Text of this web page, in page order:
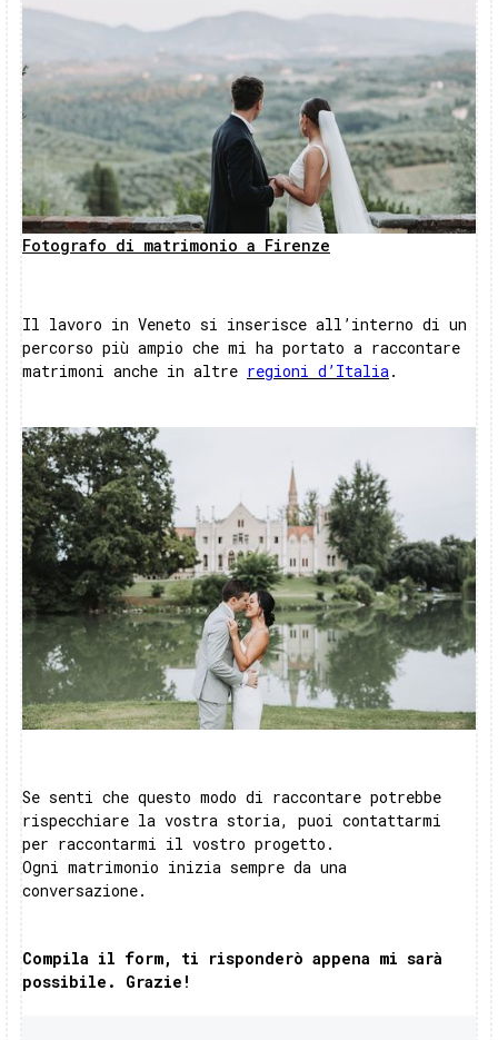
Fotografo di matrimonio a Firenze
Il lavoro in Veneto si inserisce all’interno di un
percorso più ampio che mi ha portato a raccontare
matrimoni anche in altre regioni d’Italia.
Se senti che questo modo di raccontare potrebbe
rispecchiare la vostra storia, puoi contattarmi
per raccontarmi il vostro progetto.
Ogni matrimonio inizia sempre da una
conversazione.
Compila il form, ti risponderò appena mi sarà
possibile. Grazie!